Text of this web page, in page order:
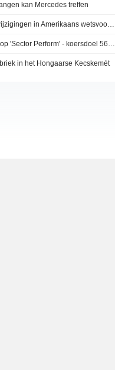
kan Mercedes treffen
Mercedes-Benz stuurt naar verluidt aan op wijzigingen in Amerikaans wetsvoorstel tegen Chinese autobouwers
RBC handhaaft advies voor Mercedes-Benz op 'Sector Perform' - koersdoel 56 euro
in het Hongaarse Kecskemét